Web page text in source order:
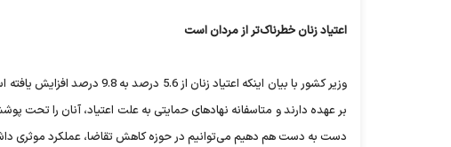
اعتیاد زنان خطرناک‌تر از مردان است
وزیر کشور با بیان اینکه
بر عهده دارند و متاسفانه نهادهای حمایتی به علت اعتیاد، آنان را تحت
دست به دست هم دهیم می‌توانیم در حوزه کاهش تقاضا، عملکرد موثری